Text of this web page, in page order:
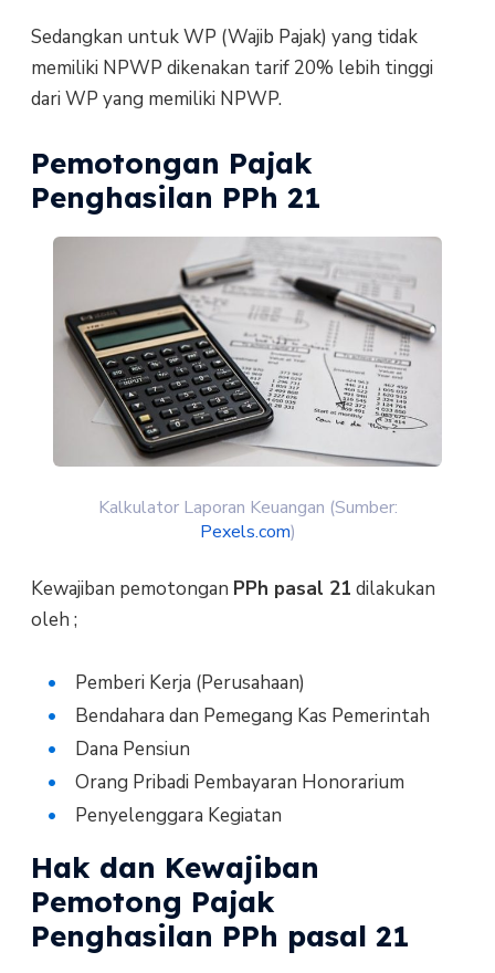
Sedangkan untuk WP (Wajib Pajak) yang tidak
memiliki NPWP dikenakan tarif 20% lebih tinggi
dari WP yang memiliki NPWP.
Pemotongan Pajak
Penghasilan PPh 21
Kalkulator Laporan Keuangan (Sumber:
Pexels.com)
Kewajiban pemotongan PPh pasal 21 dilakukan
oleh ;
Pemberi Kerja (Perusahaan)
Bendahara dan Pemegang Kas Pemerintah
Dana Pensiun
Orang Pribadi Pembayaran Honorarium
Penyelenggara Kegiatan
Hak dan Kewajiban
Pemotong Pajak
Penghasilan PPh pasal 21